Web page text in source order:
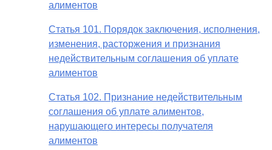
алиментов
Статья 101. Порядок заключения, исполнения,
изменения, расторжения и признания
недействительным соглашения об уплате
алиментов
Статья 102. Признание недействительным
соглашения об уплате алиментов,
нарушающего интересы получателя
алиментов